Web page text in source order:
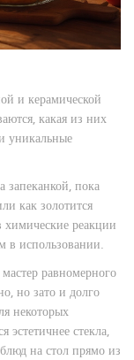
и керамической
какая из них
уникальные
запеканкой, пока
как золотится
химические реакции
в использовании.
равномерного
но зато и долго
некоторых
эстетичнее стекла,
на стол прямо из